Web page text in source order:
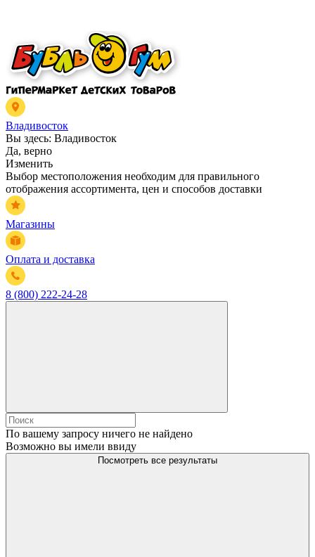
Владивосток
Вы здесь: Владивосток
Да, верно
Изменить
Выбор местоположения необходим для правильного
отображения ассортимента, цен и способов доставки
Магазины
Оплата и доставка
8 (800) 222-24-28
По вашему запросу ничего не найдено
Возможно вы имели ввиду
Посмотреть все результаты